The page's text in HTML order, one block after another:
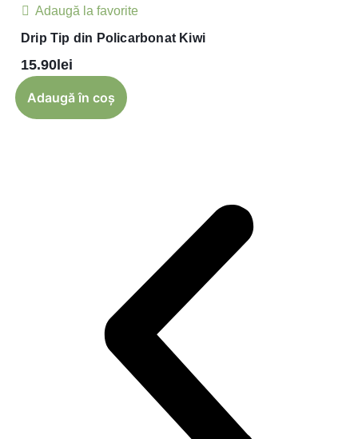
Adaugă la favorite
Drip Tip din Policarbonat Kiwi
15.90 lei
Adaugă în coș